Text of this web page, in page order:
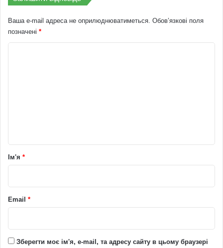
Ваша e-mail адреса не оприлюднюватиметься. Обов’язкові поля
позначені *
р
*
Ім'я *
Email *
Зберегти моє ім'я, e-mail, та адресу сайту в цьому браузері